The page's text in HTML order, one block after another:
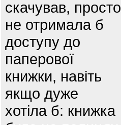
скачував, просто
не отримала б
доступу до
паперової
книжки, навіть
якщо дуже
хотіла б: книжка